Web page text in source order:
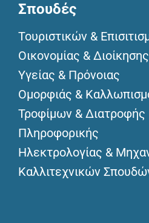
Σπουδές
Τουριστικών &
Οικονομίας & Διοίκησης
Υγείας & Πρόνοιας
Ομορφιάς &
Τροφίμων & Διατροφής
Πληροφορικής
Ηλεκτρολογίας &
Καλλιτεχνικών